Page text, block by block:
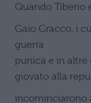
Quando Tiberio
Gaio Gracco, i
guerra
punica e in altre
giovato alla
incominciarono